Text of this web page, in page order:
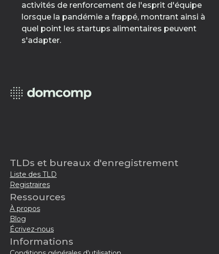
activités de renforcement de l'esprit d'équipe
lorsque la pandémie a frappé, montrant ainsi à
quel point les startups alimentaires peuvent
s'adapter.
TLDs et bureaux d'enregistrement
Liste des TLD
Registraires
Ressources
À propos
Blog
Écrivez-nous
Informations